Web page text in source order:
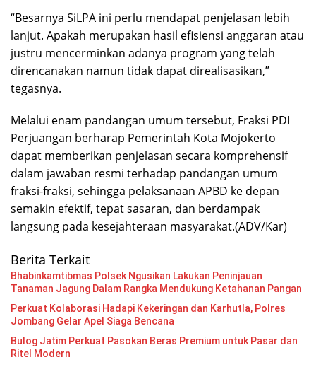
“Besarnya SiLPA ini perlu mendapat penjelasan lebih
lanjut. Apakah merupakan hasil efisiensi anggaran atau
justru mencerminkan adanya program yang telah
direncanakan namun tidak dapat direalisasikan,”
tegasnya.
Melalui enam pandangan umum tersebut, Fraksi PDI
Perjuangan berharap Pemerintah Kota Mojokerto
dapat memberikan penjelasan secara komprehensif
dalam jawaban resmi terhadap pandangan umum
fraksi-fraksi, sehingga pelaksanaan APBD ke depan
semakin efektif, tepat sasaran, dan berdampak
langsung pada kesejahteraan masyarakat.(ADV/Kar)
Berita Terkait
Bhabinkamtibmas Polsek Ngusikan Lakukan Peninjauan
Tanaman Jagung Dalam Rangka Mendukung Ketahanan Pangan
Perkuat Kolaborasi Hadapi Kekeringan dan Karhutla, Polres
Jombang Gelar Apel Siaga Bencana
Bulog Jatim Perkuat Pasokan Beras Premium untuk Pasar dan
Ritel Modern